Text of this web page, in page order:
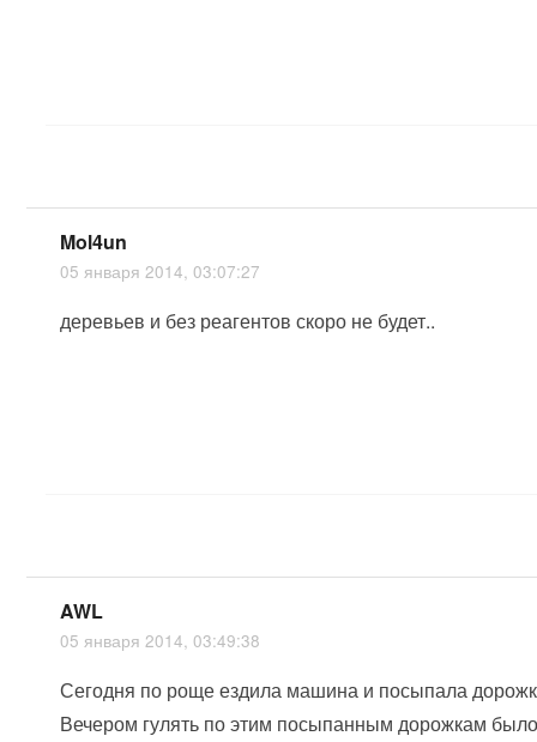
Mol4un
05 января 2014, 03:07:27
деревьев и без реагентов скоро не будет..
AWL
05 января 2014, 03:49:38
Сегодня по роще ездила машина и посыпала
Вечером гулять по этим посыпанным дорожкам